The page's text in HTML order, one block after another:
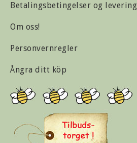
Betalingsbetingelser og levering
Om oss!
Personvernregler
Ångra ditt köp